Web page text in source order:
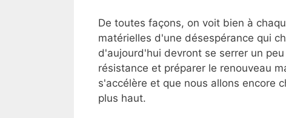
De toutes façons, on voit bien à
matérielles d'une désespérance qui
d'aujourd'hui devront se serrer un
résistance et préparer le renouveau
s'accélère et que nous allons encore
plus haut.